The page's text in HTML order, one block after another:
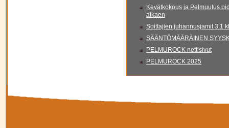
Kevätkokous ja Pelmuutus
alkaen
Soittajien juhannusjamit 3.1
SÄÄNTÖMÄÄRÄINEN
PELMUROCK nettisivut
PELMUROCK 2025